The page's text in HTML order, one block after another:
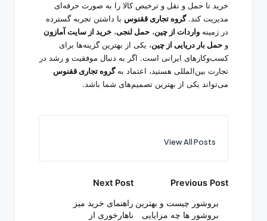
خرید تا حمل و نقل و ترخیص کالا را به صورت حرفه‌ای
مدیریت کند.گروه تجاری ققنوس با داشتن تجربه گسترده
در زمینه واردات از چین، حمل لنجی، خرید از سایت آمازون
و حمل بار دریایی از چین، یکی از بهترین گزینه‌ها برای
کسب‌وکارهای ایرانی است. اگر به دنبال موفقیت و رشد در
تجارت بین‌المللی هستید، اعتماد بهگروه تجاری ققنوس
می‌تواند یکی از بهترین تصمیم‌های شما باشد.
View All Posts
Post
navigation
Previous Post
بروشور چیست و بهترین
بروشور ها چه مزایایی
Next Post
راهنمای خرید میز
ناهارخوری از